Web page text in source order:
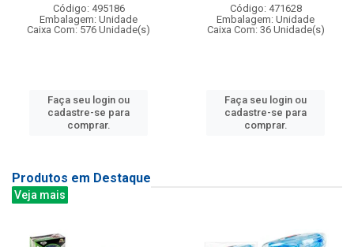
Código: 495186
Embalagem: Unidade
Caixa Com: 576 Unidade(s)
Faça seu login ou
cadastre-se para
comprar.
Código: 471628
Embalagem: Unidade
Caixa Com: 36 Unidade(s)
Faça seu login ou
cadastre-se para
comprar.
Produtos em Destaque
Veja mais